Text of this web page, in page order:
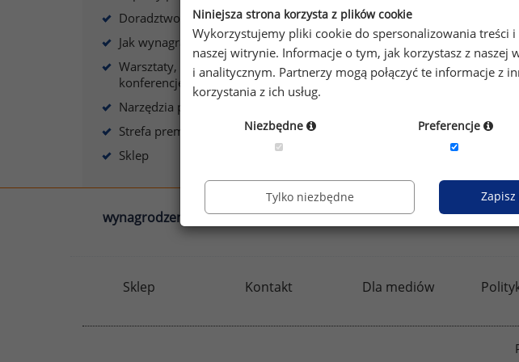
Doradztwo płacowe
Jak wynagradzać?
Warsztaty, szkolenia,
konferencje
Narzędzia płacowe
Strefa premium
Sklep
wynagrodzenia.pl sedlak.pl kfw.sedlak.pl
Sklep Kontakt Dla mediów
Niniejsza strona korzysta z plików cookie
Wykorzystujemy pliki cookie do spersonalizowania treści
naszej witrynie. Informacje o tym, jak korzystasz z
i analitycznym. Partnerzy mogą połączyć te informacje
korzystania z ich usług.
Niezbędne Preferencje
Tylko niezbędne